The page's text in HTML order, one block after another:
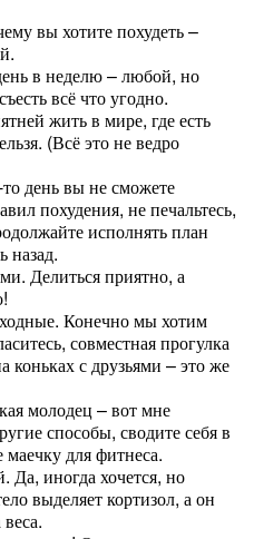
вы хотите похудеть –
в неделю – любой, но
всё что угодно.
жить в мире, где есть
(Всё это не ведро
день вы не сможете
похудения, не печальтесь,
исполнять план
назад.
Делиться приятно, а
Конечно мы хотим
совместная прогулка
коньках с друзьями – это же
молодец – вот мне
способы, сводите себя в
для фитнеса.
Да, иногда хочется, но
выделяет кортизол, а он